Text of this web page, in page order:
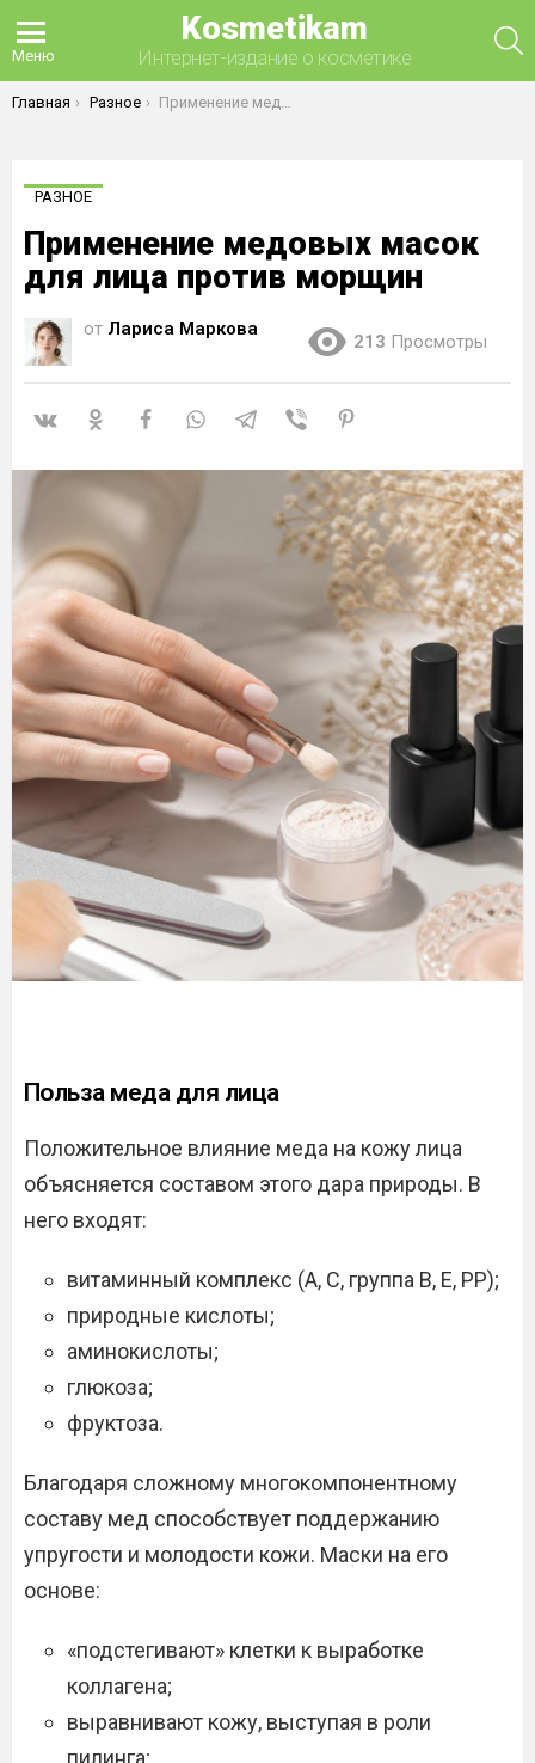
Меню
Kosmetikam
Интернет-издание о косметике
Вы здесь:
Главная Разное Применение медовых масок для лица против морщин
РАЗНОЕ
Применение медовых масок
для лица против морщин
от Лариса Маркова
213 Просмотры
Польза меда для лица
Положительное влияние меда на кожу лица
объясняется составом этого дара природы. В
него входят:
витаминный комплекс (А, С, группа В, Е, РР);
природные кислоты;
аминокислоты;
глюкоза;
фруктоза.
Благодаря сложному многокомпонентному
составу мед способствует поддержанию
упругости и молодости кожи. Маски на его
основе:
«подстегивают» клетки к выработке
коллагена;
выравнивают кожу, выступая в роли
пилинга;